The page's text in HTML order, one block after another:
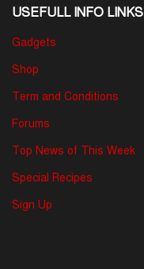
USEFULL INFO LINKS
Gadgets
Shop
Term and Conditions
Forums
Top News of This Week
Special Recipes
Sign Up